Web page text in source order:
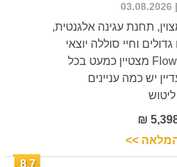
| 03.08.2026
תחנת עגינה אלגנטית,
וחיי סוללה יוצאי
דופן, ה-Flow 2 מצטיין כמעט בכל
יש כמה עניינים
>>
8.7